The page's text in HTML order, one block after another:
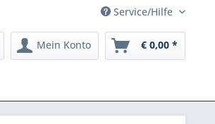
Service/Hilfe
Mein Konto € 0,00 *